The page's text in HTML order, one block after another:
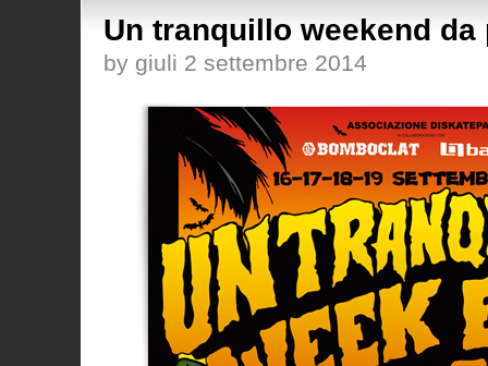
Un tranquillo weekend da
by giuli 2 settembre 2014